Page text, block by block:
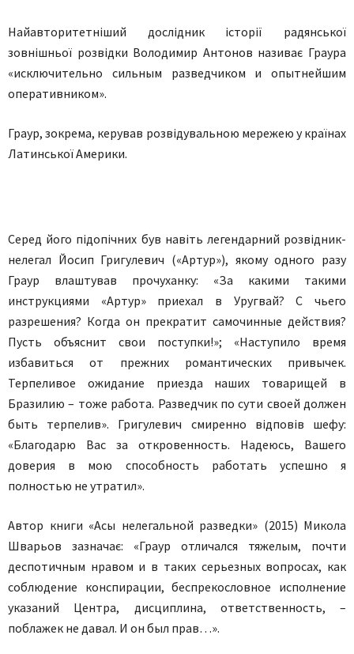
Найавторитетніший дослідник історії радянської
зовнішньої розвідки Володимир Антонов називає Граура
«исключительно сильным разведчиком и опытнейшим
оперативником».
Граур, зокрема, керував розвідувальною мережею у країнах
Латинської Америки.
Серед його підопічних був навіть легендарний розвідник-
нелегал Йосип Григулевич («Артур»), якому одного разу
Граур влаштував прочуханку: «За какими такими
инструкциями «Артур» приехал в Уругвай? С чьего
разрешения? Когда он прекратит самочинные действия?
Пусть объяснит свои поступки!»; «Наступило время
избавиться от прежних романтических привычек.
Терпеливое ожидание приезда наших товарищей в
Бразилию – тоже работа. Разведчик по сути своей должен
быть терпелив». Григулевич смиренно відповів шефу:
«Благодарю Вас за откровенность. Надеюсь, Вашего
доверия в мою способность работать успешно я
полностью не утратил».
Автор книги «Асы нелегальной разведки» (2015) Микола
Шварьов зазначає: «Граур отличался тяжелым, почти
деспотичным нравом и в таких серьезных вопросах, как
соблюдение конспирации, беспрекословное исполнение
указаний Центра, дисциплина, ответственность, –
поблажек не давал. И он был прав…».